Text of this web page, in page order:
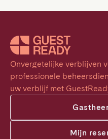
Onvergetelijke verblijven
professionele
uw verblijf met
Mijn